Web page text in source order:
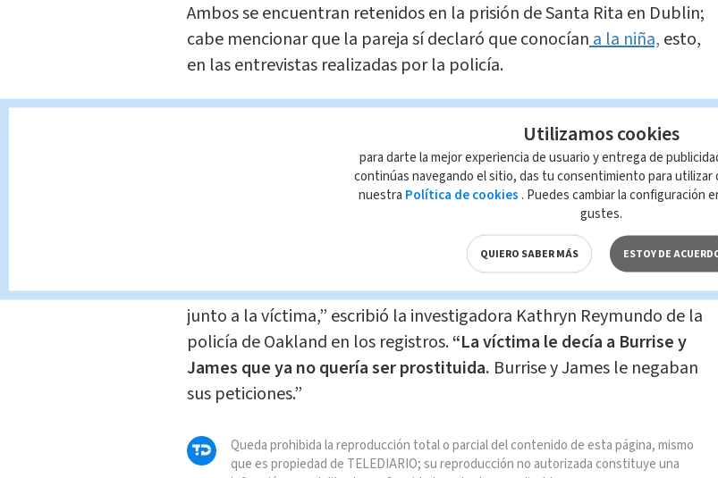
Ambos se encuentran retenidos en la prisión de Santa Rita en Dublin;
cabe mencionar que la pareja sí declaró que conocíana la niña, esto,
en las entrevistas realizadas por la policía.
Con base en los registros de la corte, la menor de 13 años es descrita
como una menor que escapó de casa y se encontró a James en una
sección de la calle conocida por ser escenario de prostitución.
“Burrise le daba condones y direcciones a la víctima.Todo el dinero
que ganaba por prostitución era para Burrise.James se prosituía
junto a la víctima,” escribió la investigadora Kathryn Reymundo de la
policía de Oakland en los registros.“La víctima le decía a Burrise y
James que ya no quería ser prostituida. Burrise y James le negaban
sus peticiones.”
Queda prohibida la reproducción total o parcial del contenido de esta página, mismo
que es propiedad de TELEDIARIO; su reproducción no autorizada constituye una
Utilizamos cookies
para darte la mejor experiencia de usuario y entrega de
continúas navegando el sitio, das tu consentimiento para utilizar
nuestra Política de cookies . Puedes cambiar la configuración
gustes.
QUIERO SABER MÁS ESTOY DE